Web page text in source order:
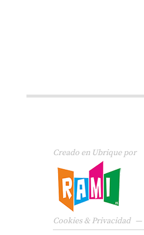
Creado en Ubrique por
Cookies & Privacidad —